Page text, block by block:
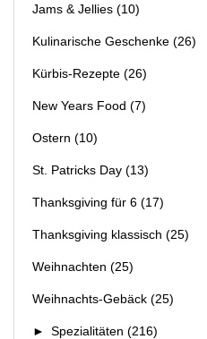
Jams & Jellies (10)
Kulinarische Geschenke (26)
Kürbis-Rezepte (26)
New Years Food (7)
Ostern (10)
St. Patricks Day (13)
Thanksgiving für 6 (17)
Thanksgiving klassisch (25)
Weihnachten (25)
Weihnachts-Gebäck (25)
► Spezialitäten (216)